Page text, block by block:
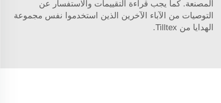
المصنعة. كما يجب قراءة التقييمات والاستفسار عن
التوصيات من الآباء الآخرين الذين استخدموا نفس مجموعة
الهدايا من Tilltex.